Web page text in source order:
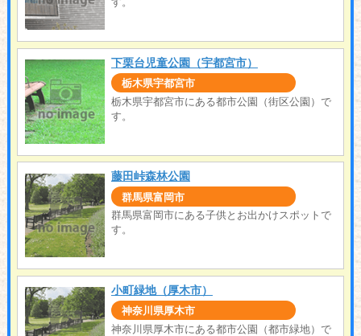
下栗台児童公園（宇都宮市）
栃木県宇都宮市
栃木県宇都宮市にある都市公園（街区公園）で
す。
藤田峠森林公園
群馬県富岡市
群馬県富岡市にある子供とお出かけスポットで
す。
小町緑地（厚木市）
神奈川県厚木市
神奈川県厚木市にある都市公園（都市緑地）で